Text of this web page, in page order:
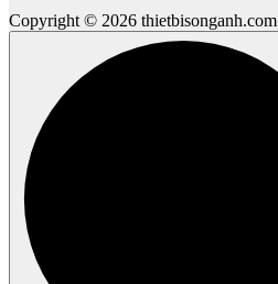
Copyright © 2026 thietbisonganh.com